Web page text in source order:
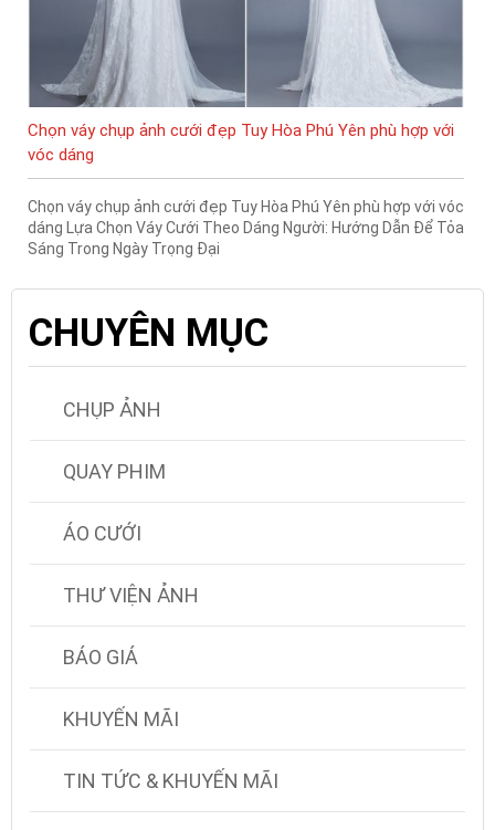
Chọn váy chụp ảnh cưới đẹp Tuy Hòa Phú Yên phù hợp với
vóc dáng
Chọn váy chụp ảnh cưới đẹp Tuy Hòa Phú Yên phù hợp với vóc
dáng Lựa Chọn Váy Cưới Theo Dáng Người: Hướng Dẫn Để Tỏa
Sáng Trong Ngày Trọng Đại
CHUYÊN MỤC
CHỤP ẢNH
QUAY PHIM
ÁO CƯỚI
THƯ VIỆN ẢNH
BÁO GIÁ
KHUYẾN MÃI
TIN TỨC & KHUYẾN MÃI